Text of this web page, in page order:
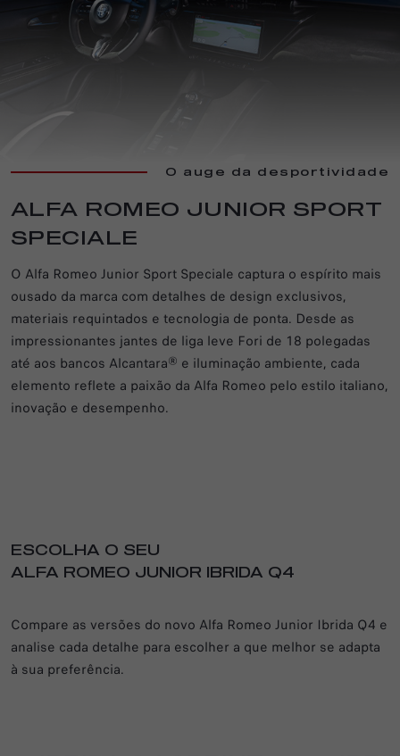
O auge da desportividade
ALFA ROMEO JUNIOR SPORT
SPECIALE
O Alfa Romeo Junior Sport Speciale captura o espírito mais
ousado da marca com detalhes de design exclusivos,
materiais requintados e tecnologia de ponta. Desde as
impressionantes jantes de liga leve Fori de 18 polegadas
até aos bancos Alcantara® e iluminação ambiente, cada
elemento reflete a paixão da Alfa Romeo pelo estilo italiano,
inovação e desempenho.
ESCOLHA O SEU
ALFA ROMEO JUNIOR IBRIDA Q4
Compare as versões do novo Alfa Romeo Junior Ibrida Q4 e
analise cada detalhe para escolher a que melhor se adapta
à sua preferência.